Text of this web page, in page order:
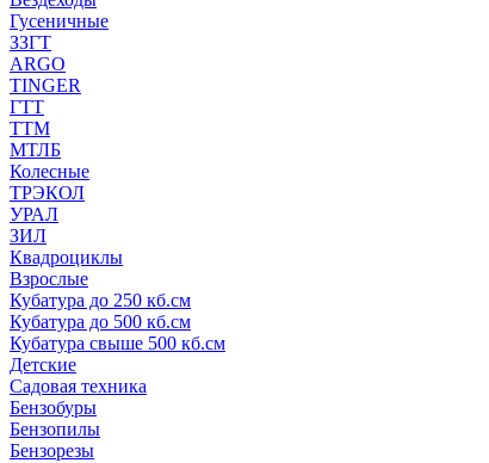
Гусеничные
ЗЗГТ
ARGO
TINGER
ГТТ
ТТМ
МТЛБ
Колесные
ТРЭКОЛ
УРАЛ
ЗИЛ
Квадроциклы
Взрослые
Кубатура до 250 кб.см
Кубатура до 500 кб.см
Кубатура свыше 500 кб.см
Детские
Садовая техника
Бензобуры
Бензопилы
Бензорезы